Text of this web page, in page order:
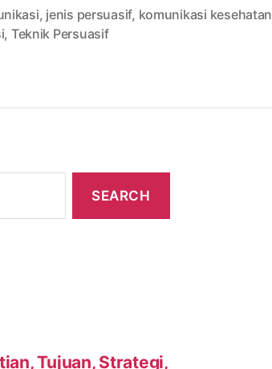
, jenis persuasif, komunikasi kesehatan
, Teknik Persuasif
Tujuan, Strategi,